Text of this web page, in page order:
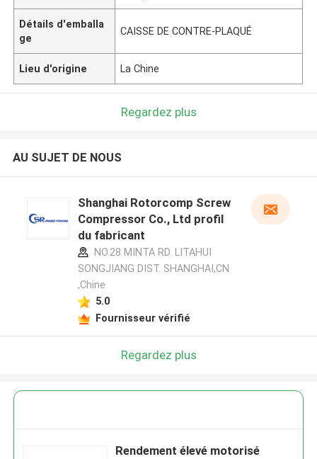
Détails d'emballa
ge
CAISSE DE CONTRE-PLAQUÉ
Lieu d'origine La Chine
Regardez plus
AU SUJET DE NOUS
Shanghai Rotorcomp Screw
Compressor Co., Ltd profil
du fabricant
NO.28 MINTA RD. LITAHUI
SONGJIANG DIST. SHANGHAI,CN
,Chine
5.0
Fournisseur vérifié
Regardez plus
Rendement élevé motorisé